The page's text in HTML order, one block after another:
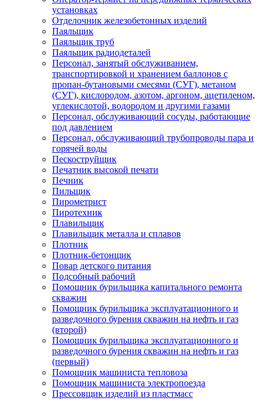
установках
Отделочник железобетонных изделий
Паяльщик
Паяльщик труб
Паяльщик радиодеталей
Персонал, занятый обслуживанием,
транспортировкой и хранением баллонов с
пропан-бутановыми смесями (СУГ), метаном
(СУГ), кислородом, азотом, аргоном, ацетиленом,
углекислотой, водородом и другими газами
Персонал, обслуживающий сосуды, работающие
под давлением
Персонал, обслуживающий трубопроводы пара и
горячей воды
Пескоструйщик
Печатник высокой печати
Печник
Пильщик
Пирометрист
Пиротехник
Плавильщик
Плавильщик металла и сплавов
Плотник
Плотник-бетонщик
Повар детского питания
Подсобный рабочий
Помощник бурильщика капитального ремонта
скважин
Помощник бурильщика эксплуатационного и
разведочного бурения скважин на нефть и газ
(второй)
Помощник бурильщика эксплуатационного и
разведочного бурения скважин на нефть и газ
(первый)
Помощник машиниста тепловоза
Помощник машиниста электропоезда
Прессовщик изделий из пластмасс